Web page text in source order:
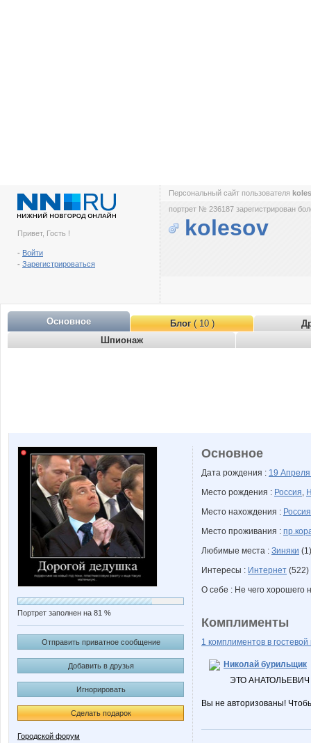
Привет, Гость !
- Войти
- Зарегистрироваться
Персональный сайт пользователя
портрет № 236187 зарегистрирован
kolesov
Основное Блог( 10 )
Шпионаж
Портрет заполнен на 81 %
Отправить приватное сообщение
Добавить в друзья
Игнорировать
Сделать подарок
Городской форум
Основное
Дата рождения : 19
Место рождения : Россия,
Место нахождения : Россия
Место проживания :
Любимые места : Зиняки (1)
Интересы : Интернет
О себе : Не чего хорошего
Комплименты
1 комплиментов в гостевой
Николай бурильщик
ЭТО
Вы не авторизованы!